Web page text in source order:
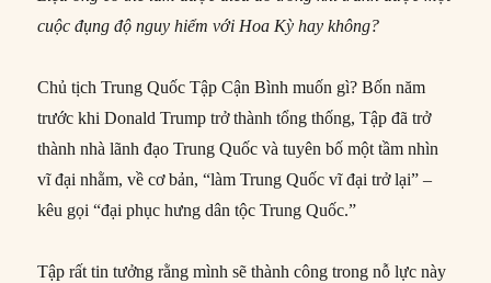
cuộc đụng độ nguy hiểm với Hoa Kỳ hay không?
Chủ tịch Trung Quốc Tập Cận Bình muốn gì? Bốn năm
trước khi Donald Trump trở thành tổng thống, Tập đã trở
thành nhà lãnh đạo Trung Quốc và tuyên bố một tầm nhìn
vĩ đại nhằm, về cơ bản, “làm Trung Quốc vĩ đại trở lại” –
kêu gọi “đại phục hưng dân tộc Trung Quốc.”
Tập rất tin tưởng rằng mình sẽ thành công trong nỗ lực này